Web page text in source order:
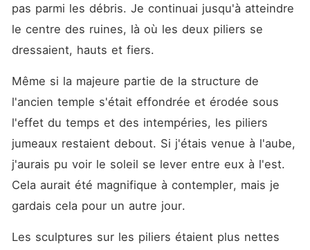
pas parmi les débris. Je continuai jusqu'à atteindre
le centre des ruines, là où les deux piliers se
dressaient, hauts et fiers.
Même si la majeure partie de la structure de
l'ancien temple s'était effondrée et érodée sous
l'effet du temps et des intempéries, les piliers
jumeaux restaient debout. Si j'étais venue à l'aube,
j'aurais pu voir le soleil se lever entre eux à l'est.
Cela aurait été magnifique à contempler, mais je
gardais cela pour un autre jour.
Les sculptures sur les piliers étaient plus nettes